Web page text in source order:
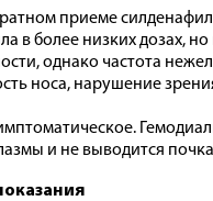
приеме
в более низких дозах,
однако частота
носа, нарушение
и не выводится